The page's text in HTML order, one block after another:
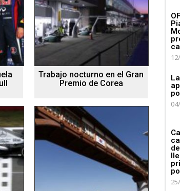
Trabajo nocturno en el Gran
Premio de Corea